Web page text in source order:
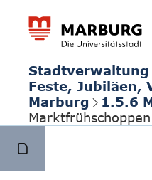
Stadtverwaltung
Feste, Jubiläen,
Marburg
1.5.6
Marktfrühschoppen